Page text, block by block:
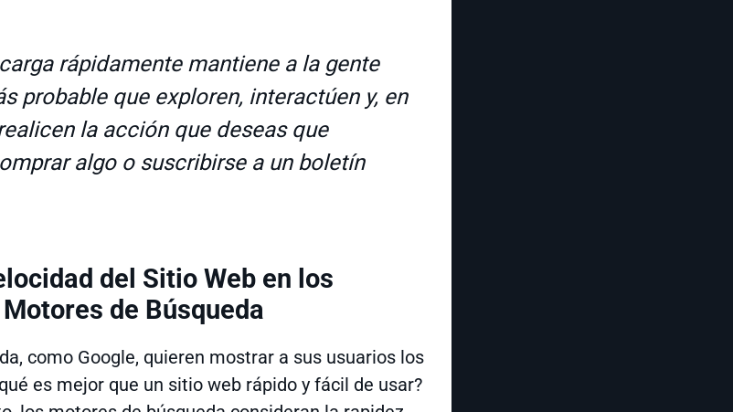
rápidamente mantiene a la gente
probable que exploren, interactúen y, en
la acción que deseas que
algo o suscribirse a un boletín
del Sitio Web en los
de Búsqueda
como Google, quieren mostrar a sus usuarios los
es mejor que un sitio web rápido y fácil de usar?